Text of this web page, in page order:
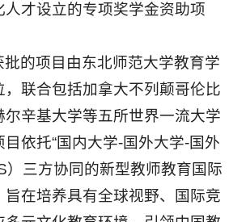
人才设立的专项奖学金资助项
批的项目由东北师范大学教育学
，联合包括加拿大不列颠哥伦比
尔辛基大学等五所世界一流大学
依托“国内大学-国外大学-国外
）三方协同的新型教师教育国际
旨在培养具有全球视野、国际竞